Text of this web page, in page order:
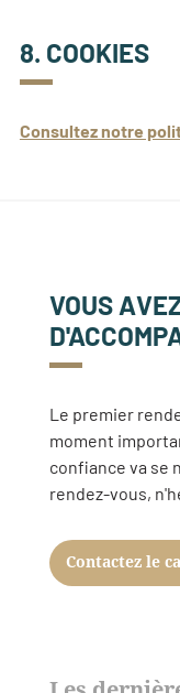
8. COOKIES
Consultez notre
VOUS
Le premier
moment
confiance va se
rendez-vous,
Contactez le